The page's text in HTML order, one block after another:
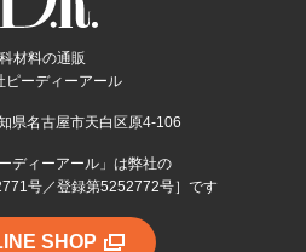
材料の通販
ピーディーアール
名古屋市天白区原4-106
ディーアール」は弊社の
号／登録第5252772号］です
SHOP